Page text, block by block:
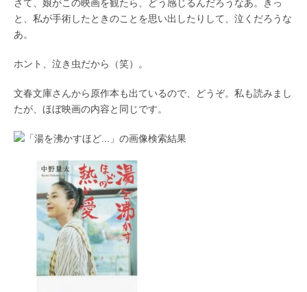
さて、娘がこの映画を観たら、どう感じるんだろうなあ。きっ
と、私が手術したときのことを思い出したりして、泣くだろうな
あ。
ホント、泣き虫だから（笑）。
文春文庫さんから原作本も出ているので、どうぞ。私も読みまし
たが、ほぼ映画の内容と同じです。